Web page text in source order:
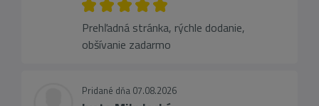
Prehľadná stránka, rýchle dodanie,
obšívanie zadarmo
Pridané dňa 07.08.2026